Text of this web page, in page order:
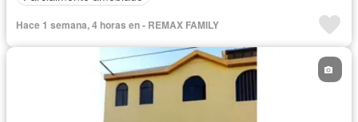
Hace 1 semana, 4 horas en - REMAX FAMILY